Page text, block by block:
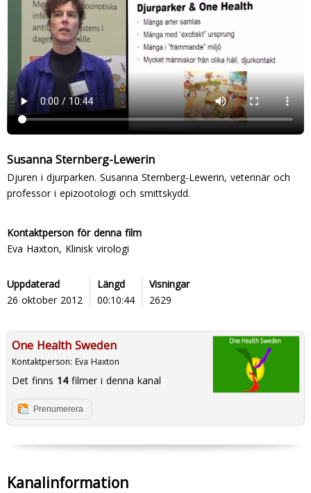
Susanna Sternberg-Lewerin
Djuren i djurparken. Susanna Sternberg-Lewerin, veterinär och
professor i epizootologi och smittskydd.
Kontaktperson för denna film
Eva Haxton, Klinisk virologi
Uppdaterad
26 oktober 2012
Längd
00:10:44
Visningar
2629
One Health Sweden
Kontaktperson: Eva Haxton
Det finns 14filmer i denna kanal
Prenumerera
Kanalinformation